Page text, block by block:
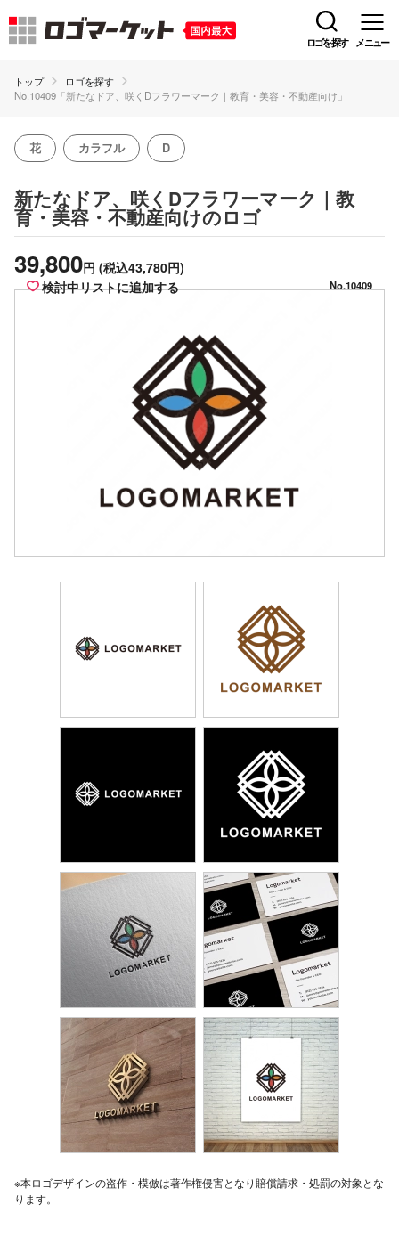
ロゴを探す メニュー
トップ
ロゴを探す
No.10409「新たなドア、咲くDフラワーマーク｜教育・美容・不動産向け」
花 カラフル D
新たなドア、咲くDフラワーマーク｜教
育・美容・不動産向けのロゴ
39,800円 (税込43,780円)
検討中リストに追加する
No.10409
※本ロゴデザインの盗作・模倣は著作権侵害となり賠償請求・処罰の対象とな
ります。